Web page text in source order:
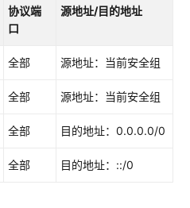
协议端
口
源地址/目的地址
全部 源地址：当前安全组
全部 源地址：当前安全组
全部 目的地址：0.0.0.0/0
全部 目的地址：::/0